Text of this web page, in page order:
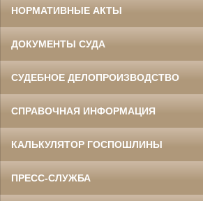
НОРМАТИВНЫЕ АКТЫ
ДОКУМЕНТЫ СУДА
СУДЕБНОЕ ДЕЛОПРОИЗВОДСТВО
СПРАВОЧНАЯ ИНФОРМАЦИЯ
КАЛЬКУЛЯТОР ГОСПОШЛИНЫ
ПРЕСС-СЛУЖБА